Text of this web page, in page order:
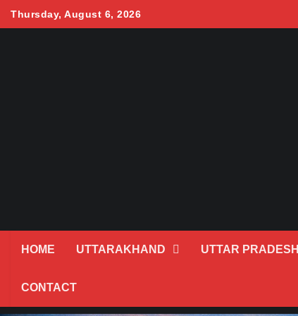
Thursday, August 6, 2026
HOME UTTARAKHAND UTTAR PRADESH
CONTACT